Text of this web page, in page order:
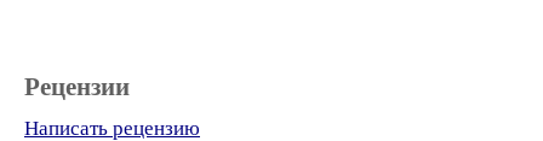
Рецензии
Написать рецензию